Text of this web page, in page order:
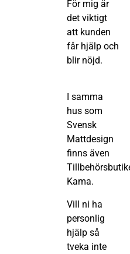
För mig är
det viktigt
att kunden
får hjälp och
blir nöjd.
I samma
hus som
Svensk
Mattdesign
finns även
Kama.
Vill ni ha
personlig
hjälp så
tveka inte